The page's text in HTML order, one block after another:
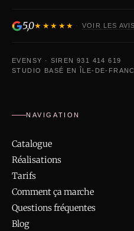
5,0★★★★★ · VOIR LES AVIS
EVENSY · SIREN 931 414 619
STUDIO BASÉ EN ÎLE-DE-
NAVIGATION
Catalogue
Réalisations
Tarifs
Comment ça marche
Questions fréquentes
Blog